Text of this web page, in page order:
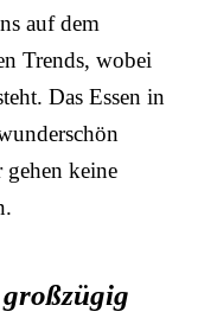
auf dem
Trends, wobei
Das Essen in
keine